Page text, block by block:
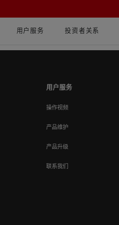
用户服务 投资者关系
用户服务
操作视频
产品维护
产品升级
联系我们